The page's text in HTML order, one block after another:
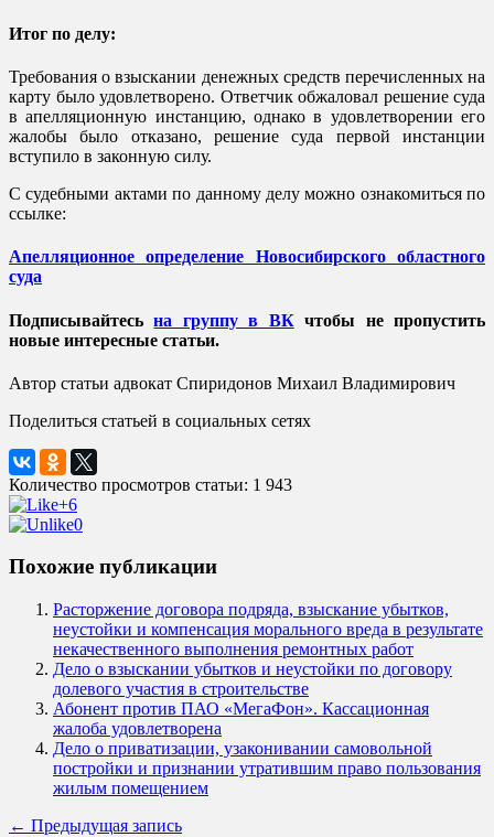
Итог по делу:
Требования о взыскании денежных средств перечисленных на
карту было удовлетворено. Ответчик обжаловал решение суда
в апелляционную инстанцию, однако в удовлетворении его
жалобы было отказано, решение суда первой инстанции
вступило в законную силу.
С судебными актами по данному делу можно ознакомиться по
ссылке:
Апелляционное определение Новосибирского областного
суда
Подписывайтесьна группу в ВКчтобы не пропустить
новые интересные статьи.
Автор статьи адвокат Спиридонов Михаил Владимирович
Поделиться статьей в социальных сетях
Количество просмотров статьи: 1 943
+6
0
Похожие публикации
Расторжение договора подряда, взыскание убытков,
неустойки и компенсация морального вреда в результате
некачественного выполнения ремонтных работ
Дело о взыскании убытков и неустойки по договору
долевого участия в строительстве
Абонент против ПАО «МегаФон». Кассационная
жалоба удовлетворена
Дело о приватизации, узаконивании самовольной
постройки и признании утратившим право пользования
жилым помещением
← Предыдущая запись